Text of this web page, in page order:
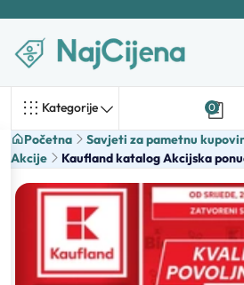
Kategorije 0
Početna
Savjeti za pametnu
Akcije
Kaufland katalog Akcijska